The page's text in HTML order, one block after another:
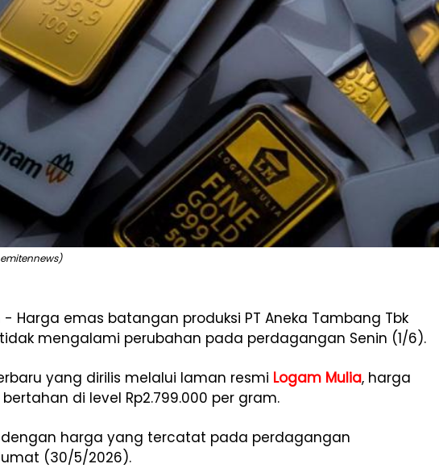
Harga emas batangan produksi PT Aneka Tambang Tbk
mengalami perubahan pada perdagangan Senin (1/6).
yang dirilis melalui laman resmi Logam Mulia, harga
di level Rp2.799.000 per gram.
harga yang tercatat pada perdagangan
(30/5/2026).